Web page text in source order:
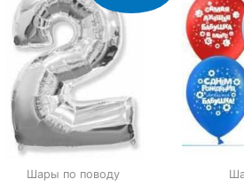
Шары по поводу